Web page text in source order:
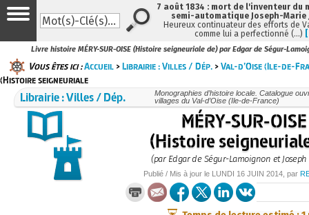
Livre histoire MÉRY-SUR-OISE (Histoire seigneuriale de) par Edgar de Ségur-
Vous êtes ici :Accueil >Librairie : Villes / Dép. >Val-d’Oise (Ile-de-
(Histoire seigneuriale
Librairie : Villes / Dép.
Monographies d’histoire locale. Catalogue
villages du Val-d’Oise (Ile-de-France)
MÉRY-SUR-OISE
(Histoire
(par Edgar de Ségur-Lamoignon et Joseph
Publié / Mis à jour le LUNDI 16 JUIN 2014 , par
7 août 1834 : mort de l'inventeur du
semi-automatique Joseph-Marie
Heureux continuateur des efforts de
comme lui a perfectionné (…)